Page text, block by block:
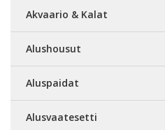
Akvaario & Kalat
Alushousut
Aluspaidat
Alusvaatesetti